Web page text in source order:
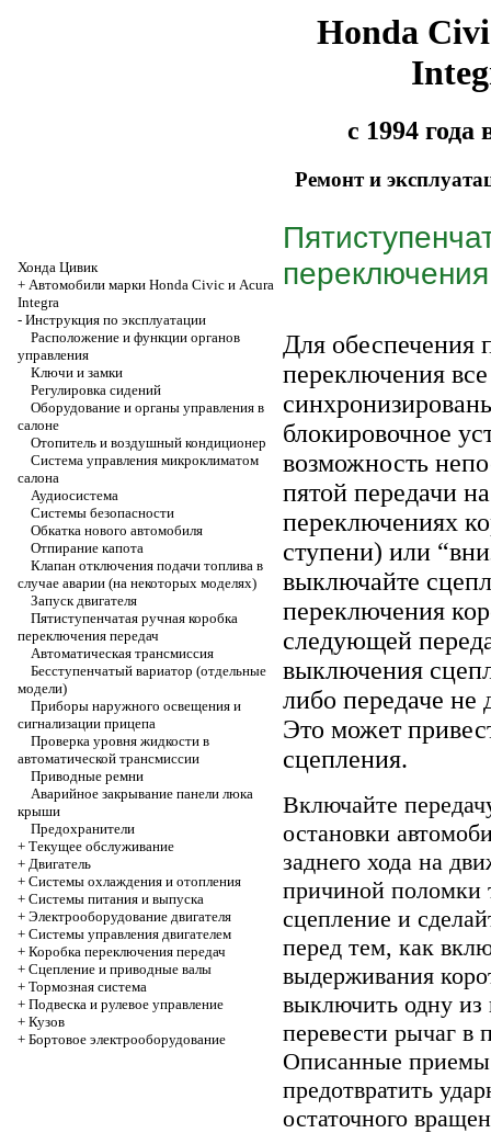
Honda
с 1994 года
Ремонт и
Хонда Цивик
+ Автомобили марки Honda Civic и Acura
Integra
- Инструкция по эксплуатации
Расположение и функции органов
управления
Ключи и замки
Регулировка сидений
Оборудование и органы управления в
салоне
Отопитель и воздушный кондиционер
Система управления микроклиматом
салона
Аудиосистема
Системы безопасности
Обкатка нового автомобиля
Отпирание капота
Клапан отключения подачи топлива в
случае аварии (на некоторых моделях)
Запуск двигателя
Пятиступенчатая ручная коробка
переключения передач
Автоматическая трансмиссия
Бесступенчатый вариатор (отдельные
модели)
Приборы наружного освещения и
сигнализации прицепа
Проверка уровня жидкости в
автоматической трансмиссии
Приводные ремни
Аварийное закрывание панели люка
крыши
Предохранители
+ Текущее обслуживание
+ Двигатель
+ Системы охлаждения и отопления
+ Системы питания и выпуска
+ Электрооборудование двигателя
+ Системы управления двигателем
+ Коробка переключения передач
+ Cцепление и приводные валы
+ Тормозная система
+ Подвеска и рулевое управление
+ Кузов
+ Бортовое электрооборудование
Для обеспечения
переключения
блокировочное
возможность
пятой передачи
переключениях
ступени) или
выключайте
переключения
следующей
выключения
либо передаче не
Это может
сцепления.
Включайте
остановки
заднего хода на
причиной поломки
сцепление и
перед тем, как
выдерживания
выключить одну из
перевести рычаг в
Описанные приемы
предотвратить
остаточного